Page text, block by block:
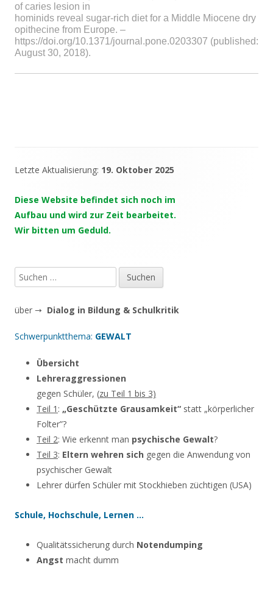
of caries lesion in
hominids reveal sugar-rich diet for a Middle Miocene dry
opithecine from Europe. –
https://doi.org/10.1371/journal.pone.0203307 (published:
August 30, 2018).
Haupt-
Seitenleiste
Letzte Aktualisierung: 19. Oktober 2025
Diese Website befindet sich noch im
Aufbau und wird zur Zeit bearbeitet.
Wir bitten um Geduld.
Suchen
nach:
über → Dialog in Bildung & Schulkritik
Schwerpunktthema: GEWALT
Übersicht
Lehreraggressionen
gegen Schüler, (zu Teil 1 bis 3)
Teil 1 : „Geschützte Grausamkeit“ statt „körperlicher
Folter”?
Teil 2: Wie erkennt man psychische Gewalt?
Teil 3: Eltern wehren sich gegen die Anwendung von
psychischer Gewalt
Lehrer dürfen Schüler mit Stockhieben züchtigen (USA)
Schule, Hochschule, Lernen …
Qualitätssicherung durch Notendumping
Angst macht dumm